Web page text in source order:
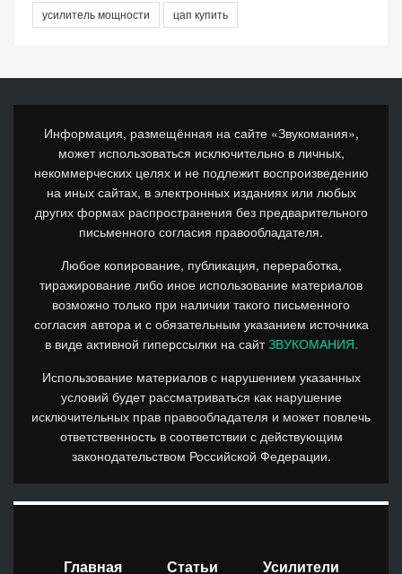
усилитель мощности
цап купить
Информация, размещённая на сайте «Звукомания»,
может использоваться исключительно в личных,
некоммерческих целях и не подлежит воспроизведению
на иных сайтах, в электронных изданиях или любых
других формах распространения без предварительного
письменного согласия правообладателя.
Любое копирование, публикация, переработка,
тиражирование либо иное использование материалов
возможно только при наличии такого письменного
согласия автора и с обязательным указанием источника
в виде активной гиперссылки на сайтЗВУКОМАНИЯ.
Использование материалов с нарушением указанных
условий будет рассматриваться как нарушение
исключительных прав правообладателя и может повлечь
ответственность в соответствии с действующим
законодательством Российской Федерации.
Главная Статьи Усилители